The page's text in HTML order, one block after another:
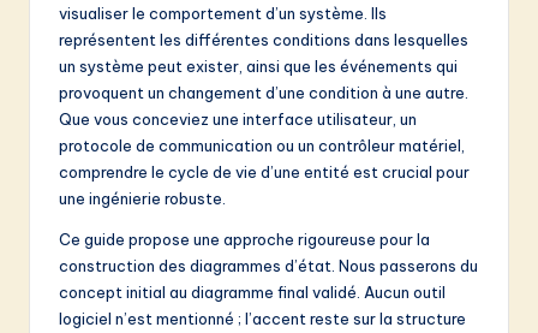
L
in
A
visualiser le comportement d’un système. Ils
représentent les différentes conditions dans lesquelles
un système peut exister, ainsi que les événements qui
provoquent un changement d’une condition à une autre.
Que vous conceviez une interface utilisateur, un
protocole de communication ou un contrôleur matériel,
comprendre le cycle de vie d’une entité est crucial pour
une ingénierie robuste.
Ce guide propose une approche rigoureuse pour la
construction des diagrammes d’état. Nous passerons du
concept initial au diagramme final validé. Aucun outil
logiciel n’est mentionné ; l’accent reste sur la structure